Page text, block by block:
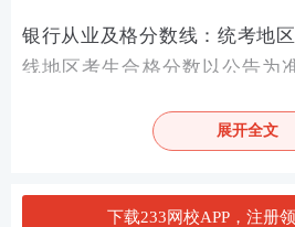
银行从业及格分数线：统考地
线地区考生合格分数以公告为
效。因此，建议大家尽量认真
立即查看>>2026年银行从业
展开全文
下载233网校APP，注册